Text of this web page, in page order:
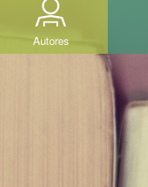
Autores